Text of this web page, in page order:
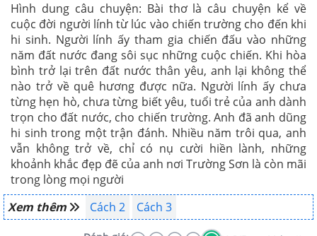
Hình dung câu chuyện: Bài thơ là câu chuyện kể về
cuộc đời người lính từ lúc vào chiến trường cho đến khi
hi sinh. Người lính ấy tham gia chiến đấu vào những
năm đất nước đang sôi sục những cuộc chiến. Khi hòa
bình trở lại trên đất nước thân yêu, anh lại không thể
nào trở về quê hương được nữa. Người lính ấy chưa
từng hẹn hò, chưa từng biết yêu, tuổi trẻ của anh dành
trọn cho đất nước, cho chiến trường. Anh đã anh dũng
hi sinh trong một trận đánh. Nhiều năm trôi qua, anh
vẫn không trở về, chỉ có nụ cười hiền lành, những
khoảnh khắc đẹp đẽ của anh nơi Trường Sơn là còn mãi
trong lòng mọi người
Xem thêm
Cách 2 Cách 3